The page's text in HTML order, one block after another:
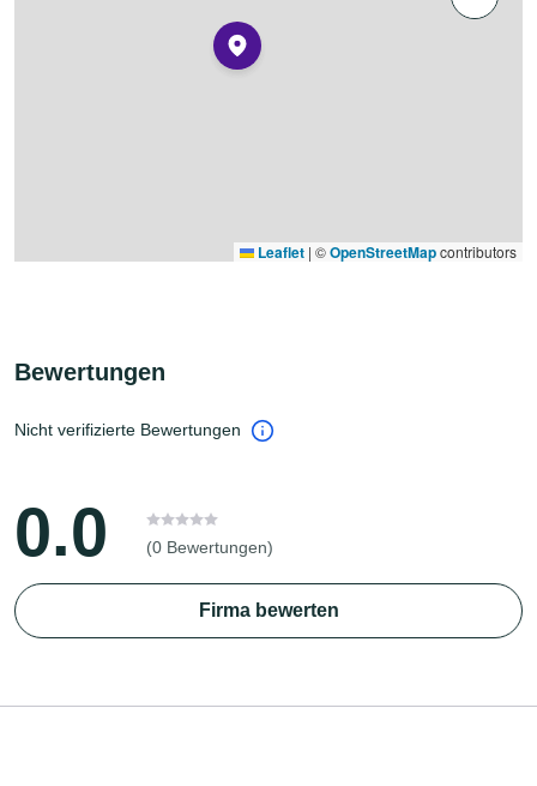
Leaflet | ©OpenStreetMapcontributors
Bewertungen
Nicht verifizierte Bewertungen
0.0 (0 Bewertungen)
Firma bewerten